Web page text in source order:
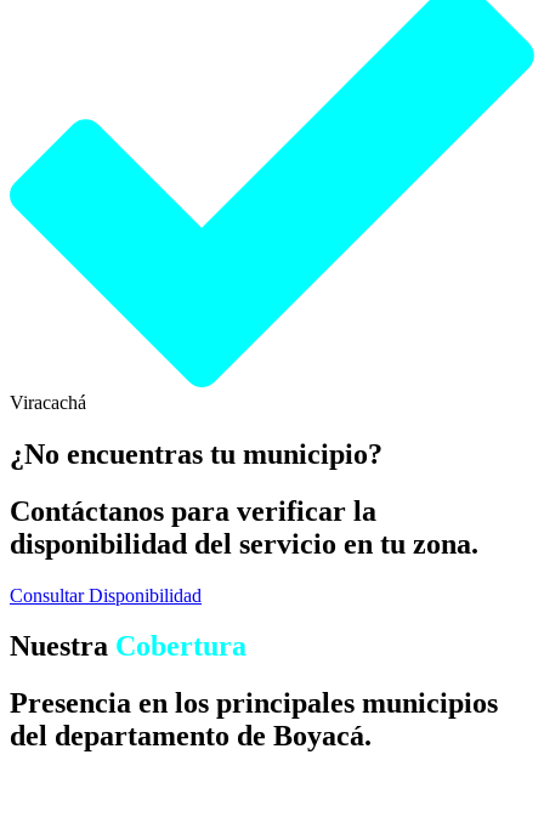
Viracachá
¿No encuentras tu municipio?
Contáctanos para verificar la
disponibilidad del servicio en tu zona.
Consultar Disponibilidad
Nuestra Cobertura
Presencia en los principales municipios
del departamento de Boyacá.